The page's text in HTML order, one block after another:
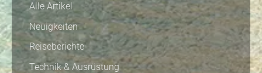
Alle Artikel
Neuigkeiten
Reiseberichte
Technik & Ausrüstung